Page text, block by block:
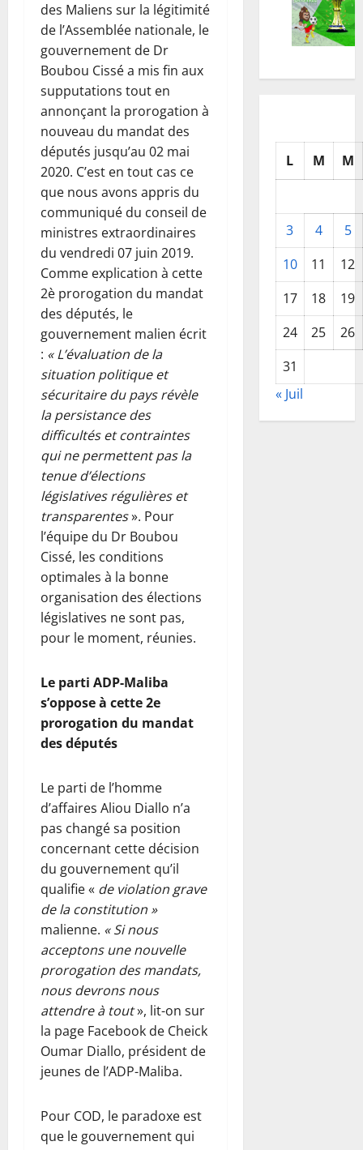
des Maliens sur la légitimité
de l’Assemblée nationale, le
gouvernement de Dr
Boubou Cissé a mis fin aux
supputations tout en
annonçant la prorogation à
nouveau du mandat des
députés jusqu’au 02 mai
2020. C’est en tout cas ce
que nous avons appris du
communiqué du conseil de
ministres extraordinaires
du vendredi 07 juin 2019.
Comme explication à cette
2è prorogation du mandat
des députés, le
gouvernement malien écrit
: « L’évaluation de la
situation politique et
sécuritaire du pays révèle
la persistance des
difficultés et contraintes
qui ne permettent pas la
tenue d’élections
législatives régulières et
transparentes». Pour
l’équipe du Dr Boubou
Cissé, les conditions
optimales à la bonne
organisation des élections
législatives ne sont pas,
pour le moment, réunies.
Le parti ADP-Maliba
s’oppose à cette 2e
prorogation du mandat
des députés
Le parti de l’homme
d’affaires Aliou Diallo n’a
pas changé sa position
concernant cette décision
du gouvernement qu’il
qualifie « de violation grave
de la constitution »
malienne. « Si nous
acceptons une nouvelle
prorogation des mandats,
nous devrons nous
attendre à tout», lit-on sur
la page Facebook de Cheick
Oumar Diallo, président de
jeunes de l’ADP-Maliba.
Pour COD, le paradoxe est
que le gouvernement qui
L M M
3 4
5
10
11
12
17
18
19
24
25
26
31
« Juil